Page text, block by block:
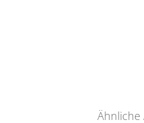
Ähnliche